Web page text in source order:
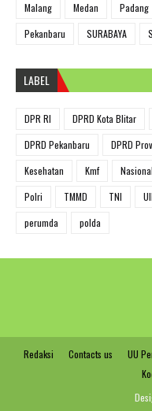
Malang
Medan Padang
Pekanbaru
SURABAYA
LABEL
DPR RI DPRD Kota Blitar
DPRD Pekanbaru
DPRD
Kesehatan
Kmf Nasional
Polri
TMMD TNI
perumda
polda
Redaksi Contacts us UU